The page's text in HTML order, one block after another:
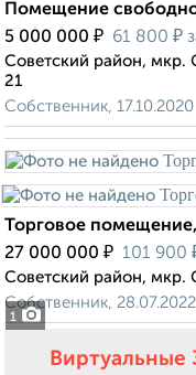
Помещение
5 000 000 ₽ 61 800 ₽
Советский район, мкр.
21
Собственник, 17.10.2020
1
Торговое
27 000 000 ₽ 101 900
Советский район,
Собственник, 28.07.2022